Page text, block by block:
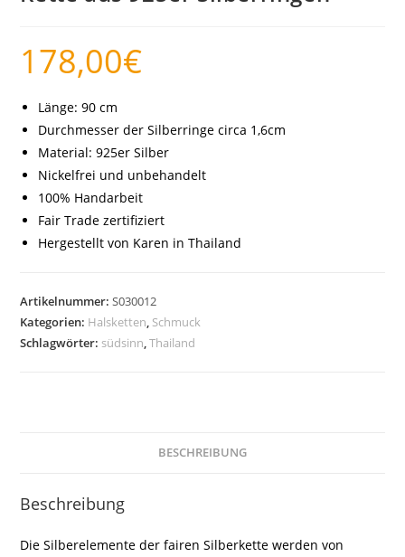
178,00€
Länge: 90 cm
Durchmesser der Silberringe circa 1,6cm
Material: 925er Silber
Nickelfrei und unbehandelt
100% Handarbeit
Fair Trade zertifiziert
Hergestellt von Karen in Thailand
Artikelnummer:S030012
Kategorien: Halsketten, Schmuck
Schlagwörter: südsinn,Thailand
BESCHREIBUNG
Beschreibung
Die Silberelemente der fairen Silberkette werden von